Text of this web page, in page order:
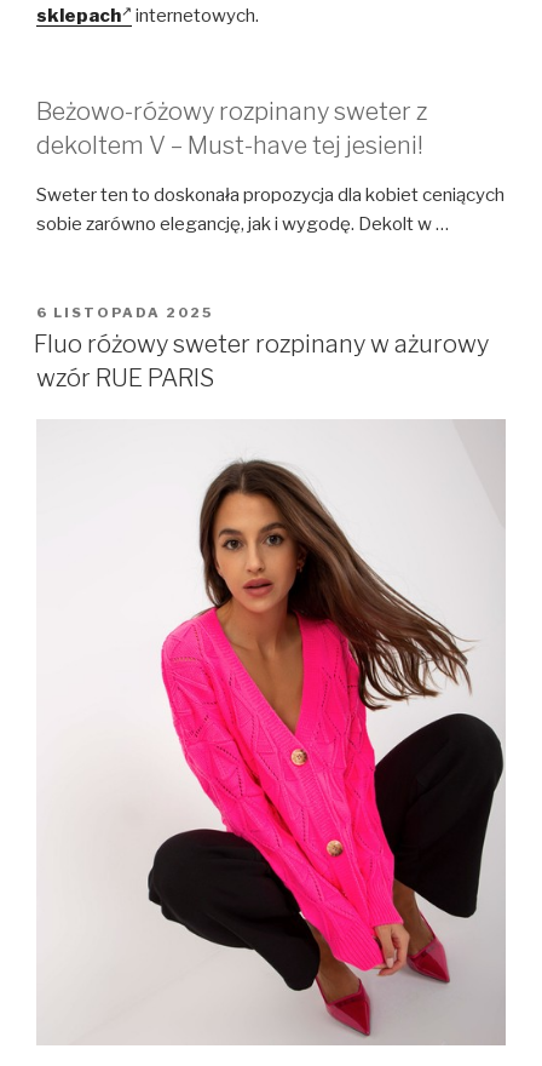
sklepach
internetowych.
Beżowo-różowy rozpinany sweter z
dekoltem V – Must-have tej jesieni!
Sweter ten to doskonała propozycja dla kobiet ceniących
sobie zarówno elegancję, jak i wygodę. Dekolt w …
OPUBLIKOWANE
W
6 LISTOPADA 2025
Fluo różowy sweter rozpinany w ażurowy
wzór RUE PARIS